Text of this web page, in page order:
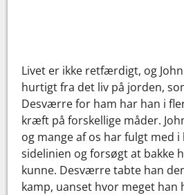
Livet er ikke retfærdigt, og
hurtigt fra det liv på jorden,
Desværre for ham har han i
kræft på forskellige måder.
og mange af os har fulgt med
sidelinien og forsøgt at bakke
kunne. Desværre tabte han
kamp, uanset hvor meget han